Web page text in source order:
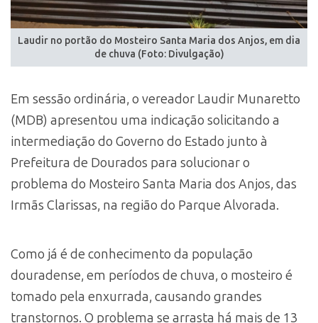
Laudir no portão do Mosteiro Santa Maria dos Anjos, em dia
de chuva (Foto: Divulgação)
Em sessão ordinária, o vereador Laudir Munaretto
(MDB) apresentou uma indicação solicitando a
intermediação do Governo do Estado junto à
Prefeitura de Dourados para solucionar o
problema do Mosteiro Santa Maria dos Anjos, das
Irmãs Clarissas, na região do Parque Alvorada.
Como já é de conhecimento da população
douradense, em períodos de chuva, o mosteiro é
tomado pela enxurrada, causando grandes
transtornos. O problema se arrasta há mais de 13